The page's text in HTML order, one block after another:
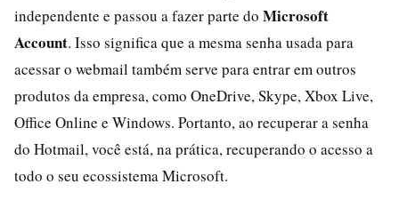
independente e passou a fazer parte do Microsoft
Account. Isso significa que a mesma senha usada para
acessar o webmail também serve para entrar em outros
produtos da empresa, como OneDrive, Skype, Xbox Live,
Office Online e Windows. Portanto, ao recuperar a senha
do Hotmail, você está, na prática, recuperando o acesso a
todo o seu ecossistema Microsoft.